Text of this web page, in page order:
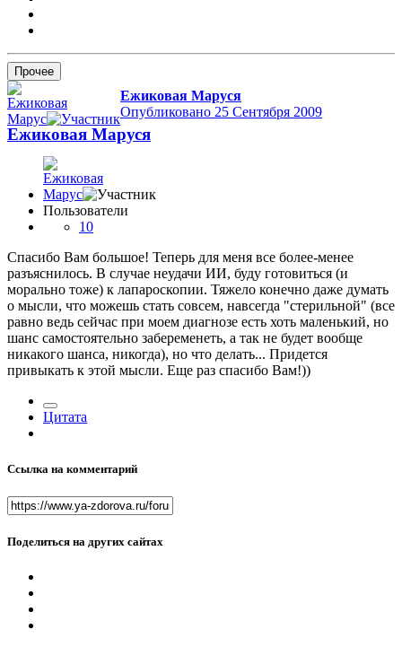
Прочее
Ежиковая Маруся
Опубликовано 25 Сентября 2009
Ежиковая Маруся
Пользователи
10
Спасибо Вам большое! Теперь для меня все более-менее
разъяснилось. В случае неудачи ИИ, буду готовиться (и
морально тоже) к лапароскопии. Тяжело конечно даже думать
о мысли, что можешь стать совсем, навсегда "стерильной" (все
равно ведь сейчас при моем диагнозе есть хоть маленький, но
шанс самостоятельно забеременеть, а так не будет вообще
никакого шанса, никогда), но что делать... Придется
привыкать к этой мысли. Еще раз спасибо Вам!))
Цитата
Ссылка на комментарий
Поделиться на других сайтах